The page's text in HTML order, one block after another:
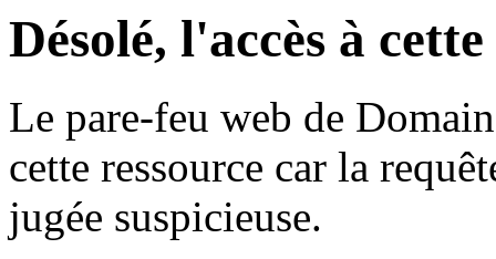
Désolé, l'accès à
Le pare-feu web de
cette ressource car la
jugée suspicieuse.